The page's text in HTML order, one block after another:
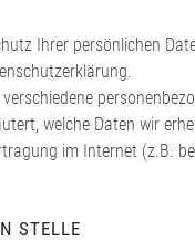
Ihrer persönlichen
welche Daten wir
im Internet (z.B.
STELLE